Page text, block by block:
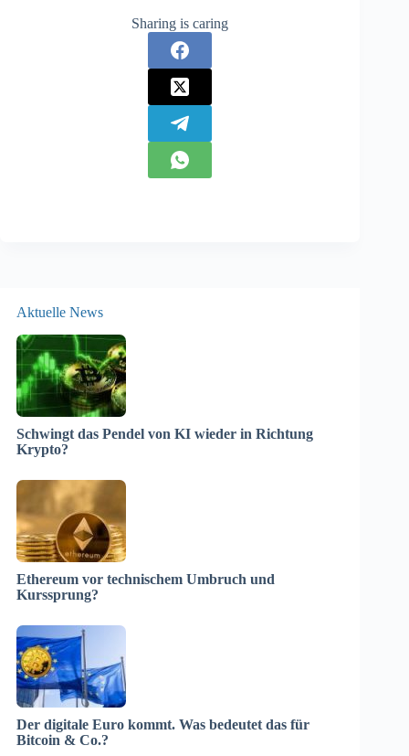
Sharing is caring
Aktuelle News
Schwingt das Pendel von KI wieder in Richtung
Krypto?
Ethereum vor technischem Umbruch und
Kurssprung?
Der digitale Euro kommt. Was bedeutet das für
Bitcoin & Co.?